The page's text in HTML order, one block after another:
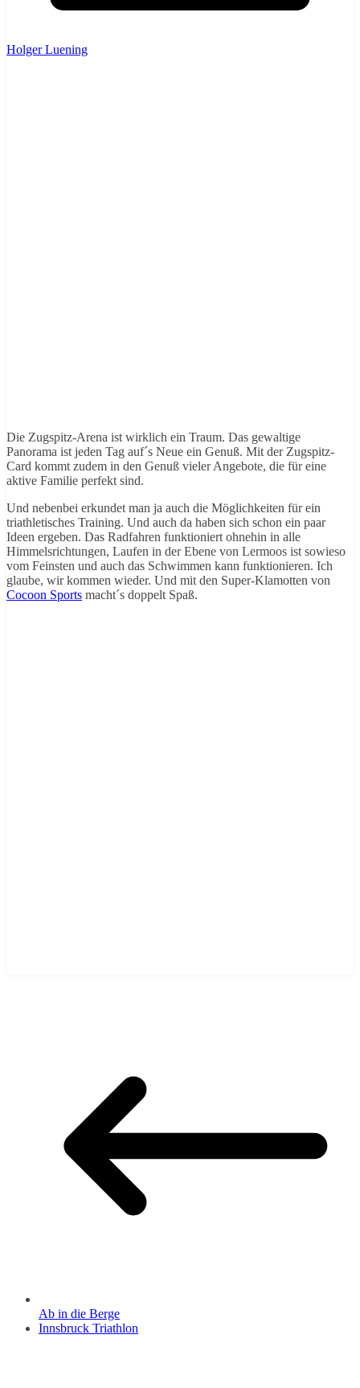
Holger Luening
Die Zugspitz-Arena ist wirklich ein Traum. Das gewaltige
Panorama ist jeden Tag auf´s Neue ein Genuß. Mit der Zugspitz-
Card kommt zudem in den Genuß vieler Angebote, die für eine
aktive Familie perfekt sind.
Und nebenbei erkundet man ja auch die Möglichkeiten für ein
triathletisches Training. Und auch da haben sich schon ein paar
Ideen ergeben. Das Radfahren funktioniert ohnehin in alle
Himmelsrichtungen, Laufen in der Ebene von Lermoos ist sowieso
vom Feinsten und auch das Schwimmen kann funktionieren. Ich
glaube, wir kommen wieder. Und mit den Super-Klamotten von
Cocoon Sports macht´s doppelt Spaß.
Ab in die Berge
Innsbruck Triathlon